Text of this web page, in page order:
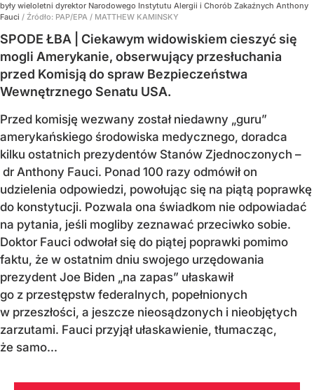
były wieloletni dyrektor Narodowego Instytutu Alergii i Chorób Zakaźnych Anthony
Fauci / Źródło: PAP/EPA / MATTHEW KAMINSKY
SPODE ŁBA | Ciekawym widowiskiem cieszyć się
mogli Amerykanie, obserwujący przesłuchania
przed Komisją do spraw Bezpieczeństwa
Wewnętrznego Senatu USA.
Przed komisję wezwany został niedawny „guru”
amerykańskiego środowiska medycznego, doradca
kilku ostatnich prezydentów Stanów Zjednoczonych –
dr Anthony Fauci. Ponad 100 razy odmówił on
udzielenia odpowiedzi, powołując się na piątą poprawkę
do konstytucji. Pozwala ona świadkom nie odpowiadać
na pytania, jeśli mogliby zeznawać przeciwko sobie.
Doktor Fauci odwołał się do piątej poprawki pomimo
faktu, że w ostatnim dniu swojego urzędowania
prezydent Joe Biden „na zapas” ułaskawił
go z przestępstw federalnych, popełnionych
w przeszłości, a jeszcze nieosądzonych i nieobjętych
zarzutami. Fauci przyjął ułaskawienie, tłumacząc,
że samo...